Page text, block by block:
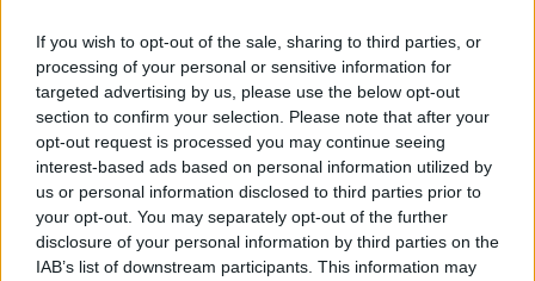
If you wish to opt-out of the sale, sharing to third parties, or
processing of your personal or sensitive information for
targeted advertising by us, please use the below opt-out
section to confirm your selection. Please note that after your
opt-out request is processed you may continue seeing
interest-based ads based on personal information utilized by
us or personal information disclosed to third parties prior to
your opt-out. You may separately opt-out of the further
disclosure of your personal information by third parties on the
IAB’s list of downstream participants. This information may
Σταμπόγλη σε μια μοναδική συναυλία
14:40
Γεμάτα τα ξενοδοχεία στην Κρήτη – Ο Αύγουστος
καλύπτει το χαμένο έδαφος του Ιουλίου
Αποφεύγοντας 3 παράγοντες κινδύνου κερδίζουμε 13
επιπλέον χρόνια χωρίς άνοια